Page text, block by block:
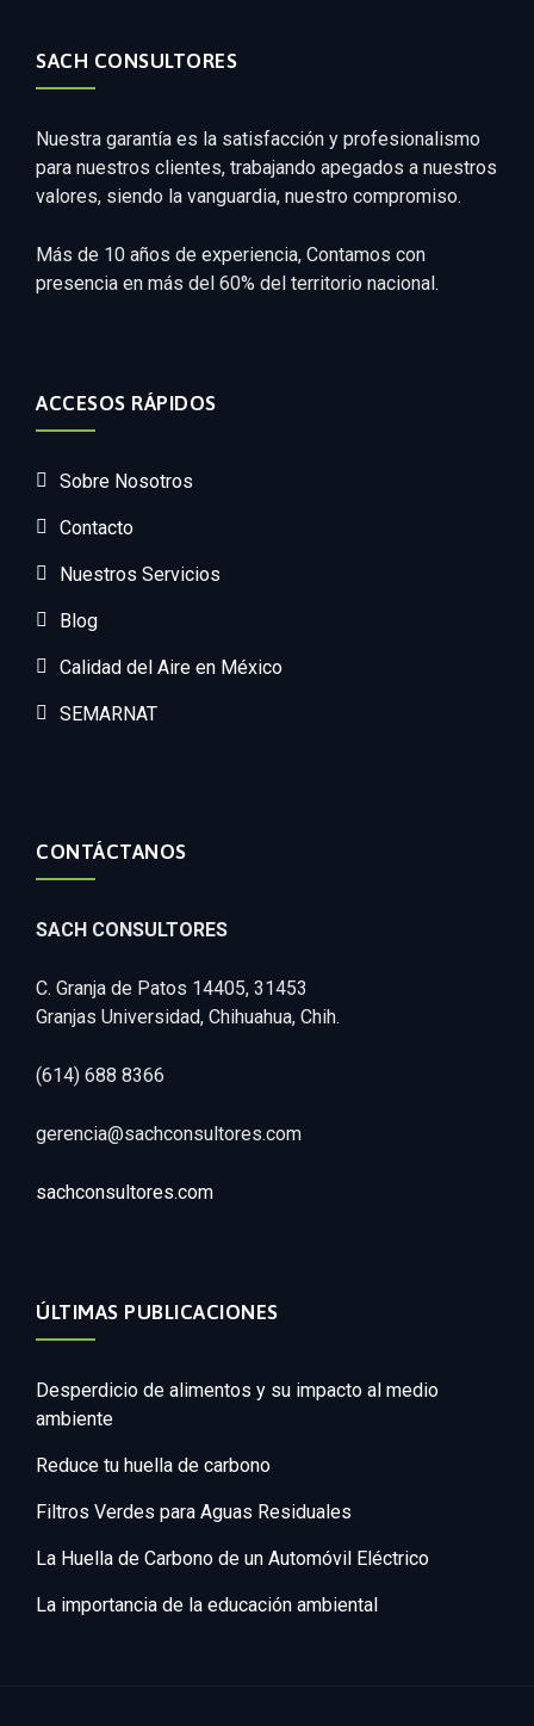
SACH CONSULTORES
Nuestra garantía es la satisfacción y profesionalismo
para nuestros clientes, trabajando apegados a nuestros
valores, siendo la vanguardia, nuestro compromiso.
Más de 10 años de experiencia, Contamos con
presencia en más del 60% del territorio nacional.
ACCESOS RÁPIDOS
Sobre Nosotros
Contacto
Nuestros Servicios
Blog
Calidad del Aire en México
SEMARNAT
CONTÁCTANOS
SACH CONSULTORES
C. Granja de Patos 14405, 31453
Granjas Universidad, Chihuahua, Chih.
(614) 688 8366
gerencia@sachconsultores.com
sachconsultores.com
ÚLTIMAS PUBLICACIONES
Desperdicio de alimentos y su impacto al medio
ambiente
Reduce tu huella de carbono
Filtros Verdes para Aguas Residuales
La Huella de Carbono de un Automóvil Eléctrico
La importancia de la educación ambiental